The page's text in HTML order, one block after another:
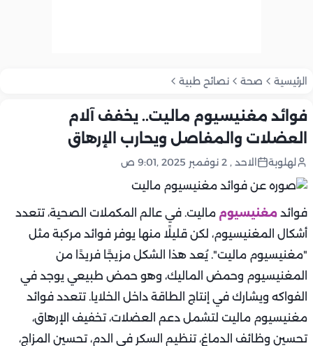
الرئيسية صحة نصائح طبية
فوائد مغنيسيوم ماليت.. يخفف آلام
العضلات والمفاصل ويحارب الإرهاق
لهلوبة الاحد , 2 نوفمبر 2025 ,9:01 ص
فوائد مغنيسيوم ماليت. في عالم المكملات الصحية، تتعدد
أشكال المغنيسيوم، لكن قليلًا منها يوفر فوائد مركبة مثل
"مغنيسيوم ماليت". يُعد هذا الشكل مزيجًا فريدًا من
المغنيسيوم وحمض الماليك، وهو حمض طبيعي يوجد في
الفواكه ويشارك في إنتاج الطاقة داخل الخلايا. تتعدد فوائد
مغنيسيوم ماليت لتشمل دعم العضلات، تخفيف الإرهاق،
تحسين وظائف الدماغ، تنظيم السكر في الدم، تحسين المزاج،